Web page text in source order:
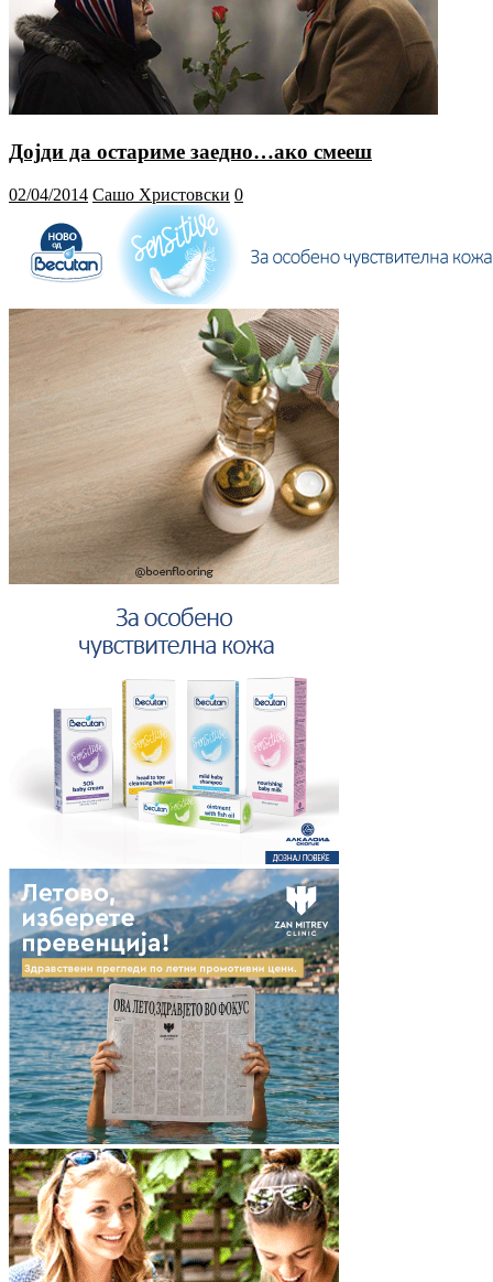
Дојди да остариме заедно…ако смееш
02/04/2014 Сашо Христовски 0